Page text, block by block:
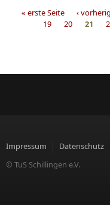
« erste Seite ‹
19
20 21
Impressum Datenschutz
© TuS Schillingen e.V.